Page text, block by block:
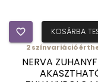
favorite_border KOSÁRBA
2színvariáció
NERVA